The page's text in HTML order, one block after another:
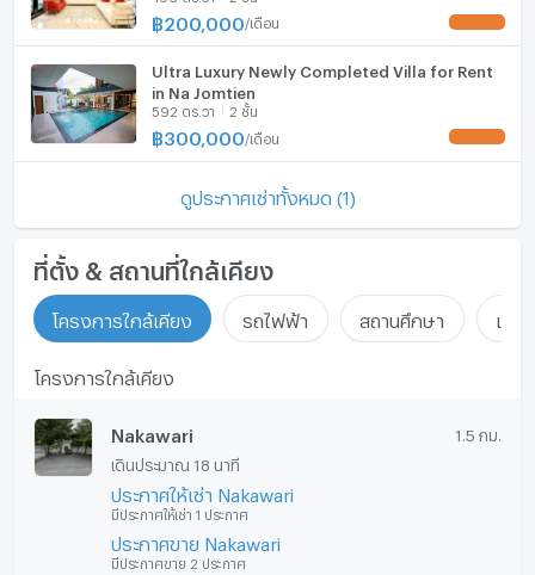
฿200,000 /เดือน
Ultra Luxury Newly Completed Villa for Rent
in Na Jomtien
592 ตร.วา 2 ชั้น
฿300,000 /เดือน
ดูประกาศเช่าทั้งหมด (1)
ที่ตั้ง & สถานที่ใกล้เคียง
โครงการใกล้เคียง รถไฟฟ้า สถานศึกษา แหล่
โครงการใกล้เคียง
Nakawari 1.5 กม.
เดินประมาณ 18 นาที
ประกาศให้เช่า Nakawari
มีประกาศให้เช่า 1 ประกาศ
ประกาศขาย Nakawari
มีประกาศขาย 2 ประกาศ